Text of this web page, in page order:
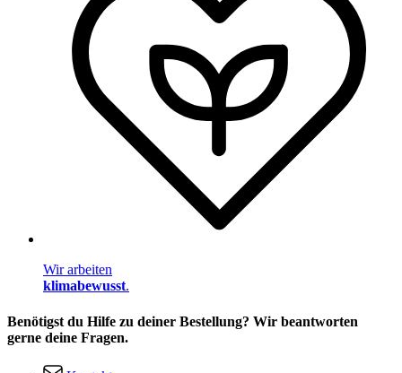
Wir arbeiten
klimabewusst.
Benötigst du Hilfe zu deiner Bestellung? Wir beantworten
gerne deine Fragen.